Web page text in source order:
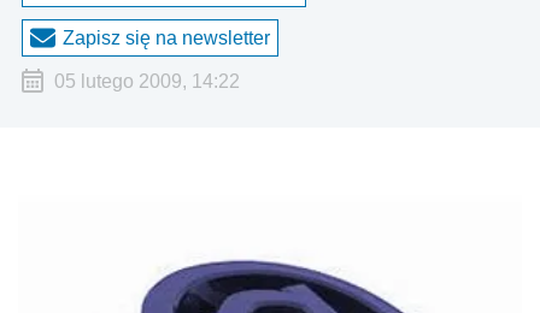
Zapisz się na newsletter
05 lutego 2009, 14:22